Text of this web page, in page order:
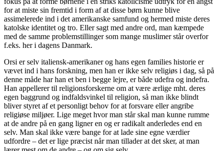
for at miste sin fremtid i form af at disse børn kunne blive
assimelerede ind i det amerikanske samfund og hermed miste deres
katolske identitet og tro. Eller sagt med andre ord, man kæmpede
med de samme problemstillinger som mange muslimer står overfor
f.eks. her i dagens Danmark.
Orsi er selv italiensk-amerikaner og hans egen families historie er
vævet ind i hans forskning, men han er ikke selv religiøs i dag, så på
denne måde har han et ben i begge lejre, er både udefra og indefra.
Han appellerer til religionsforskerne om at være ærlige mht. deres
egen baggrund og indfaldsvinkel til religion, så man ikke blindt
bliver styret af et personligt behov for at forsvare eller angribe
religiøse miljøer. Lige meget hvor man står skal man kunne rumme
at de andre på en gang ligner en og er radikalt anderledes end en
selv. Man skal ikke være bange for at lade sine egne værdier
udfordre – det er lige præcist når man tillader at det sker, at man